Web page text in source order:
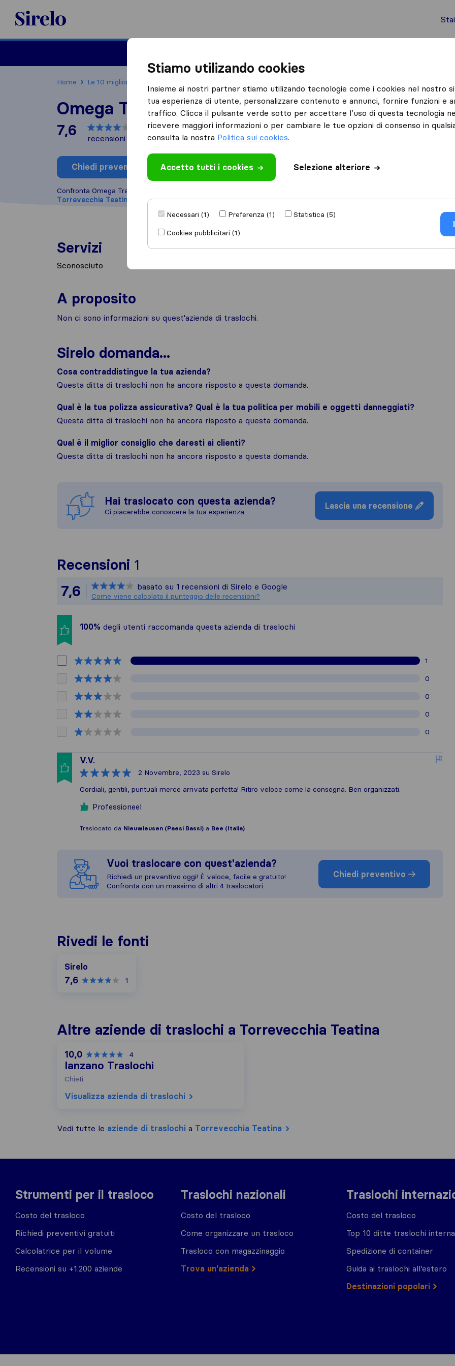
Sirelo.it
Home Le 10 migliori aziende di traslochi in Italia
Omega Transport
7,6 basato su1
recensioni di Sirelo e Google
i
Chiedi preventivo Scrivi una recensione
Confronta Omega Transport con altre
Torrevecchia Teatina
Cosa dicono i clienti
Professionalità (1)
Servizi
Sconosciuto
A proposito
Non ci sono informazioni su quest'azienda di traslochi.
Sirelo domanda...
Cosa contraddistingue la tua azienda?
Questa ditta di traslochi non ha ancora risposto a questa domanda.
Qual è la tua polizza assicurativa? Qual è la tua politica per mobili e oggetti danneggiati?
Questa ditta di traslochi non ha ancora risposto a questa domanda.
Qual è il miglior consiglio che daresti ai clienti?
Questa ditta di traslochi non ha ancora risposto a questa domanda.
Hai traslocato con questa azienda?
Ci piacerebbe conoscere la tua esperienza.
Lascia una recensione
Recensioni 1
Tutte le recensioni raccolte su Sirelo sono
7,6 basato su 1 recensioni di Sirelo e Google
Come viene calcolato il punteggio delle recensioni?
100% degli utenti raccomanda questa azienda di traslochi
1
0
0
0
0
V.V.
2 Novembre, 2023 su Sirelo
Cordiali, gentili, puntuali merce arrivata perfetta! Ritiro veloce come la consegna. Ben organizzati.
Professioneel
Traslocato da Nieuwleusen (Paesi Bassi) a Bee (Italia)
Vuoi traslocare con quest'azienda?
Richiedi un preventivo oggi! È veloce, facile e gratuito!
Confronta con un massimo di altri 4 traslocatori.
Chiedi preventivo
Rivedi le fonti
Sirelo
7,6 1
Altre aziende di traslochi a Torrevecchia Teatina
10,0 4
Ianzano Traslochi
Chieti
Visualizza azienda di traslochi
Vedi tutte le aziende di traslochi a Torrevecchia Teatina
Strumenti per il trasloco
Costo del trasloco
Richiedi preventivi gratuiti
Calcolatrice per il volume
Recensioni su +1.200 aziende
Traslochi nazionali
Costo del trasloco
Come organizzare un trasloco
Trasloco con magazzinaggio
Trova un'azienda
Traslochi
Costo del trasloco
Top 10 ditte traslochi
Spedizione di container
Guida ai traslochi all’estero
Destinazioni popolari
Stiamo utilizando cookies
Insieme ai nostri partner stiamo utilizando tecnologie come i cookies nel nostro
tua esperienza di utente, personalizzare contenuto e annunci, fornire funzioni e
traffico. Clicca il pulsante verde sotto per accettare l’uso di questa tecnologia
ricevere maggiori informazioni o per cambiare le tue opzioni di consenso in
consulta la nostra Politica sui cookies.
Accetto tutti i cookies Selezione alteriore
Necessari (1) Preferenza (1)
Statistica (5)
Cookies pubblicitari (1)